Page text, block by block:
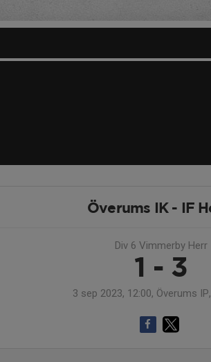
Överums IK - IF
Div 6 Vimmerby Herr
1 - 3
3 sep 2023, 12:00, Överums